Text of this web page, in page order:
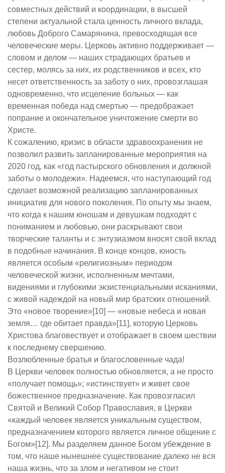
совместных действий и координации, в высшей
степени актуальной стала ценность личного вклада,
любовь Доброго Самарянина, превосходящая все
человеческие меры. Церковь активно поддерживает —
словом и делом — наших страдающих братьев и
сестер, молясь за них, их родственников и всех, кто
несет ответственность за заботу о них, провозглашая
одновременно, что исцеление больных — как
временная победа над смертью — предображает
попрание и окончательное уничтожение смерти во
Христе.
К сожалению, кризис в области здравоохранения не
позволил развить запланированные мероприятия на
2020 год, как «год пастырского обновления и должной
заботы о молодежи». Надеемся, что наступающий год
сделает возможной реализацию запланированных
инициатив для нового поколения. По опыту мы знаем,
что когда к нашим юношам и девушкам подходят с
пониманием и любовью, они раскрывают свои
творческие таланты и с энтузиазмом вносят свой вклад
в подобные начинания. В конце концов, юность
является особым «религиозным» периодом
человеческой жизни, исполненным мечтами,
видениями и глубокими экзистенциальными исканиями,
с живой надеждой на новый мир братских отношений.
Это «новое творение»[10] — «новые небеса и новая
земля… где обитает правда»[11], которую Церковь
Христова благовествует и отображает в своем шествии
к последнему свершению.
Возлюбленные братья и благословенные чада!
В Церкви человек полностью обновляется, а не просто
«получает помощь»; «истинствует» и живет свое
божественное предназначение. Как провозгласил
Святой и Великий Собор Православия, в Церкви
«каждый человек является уникальным существом,
предназначением которого является личное общение с
Богом»[12]. Мы разделяем данное Богом убеждение в
том, что наше нынешнее существование далеко не вся
наша жизнь, что за злом и негативом не стоит